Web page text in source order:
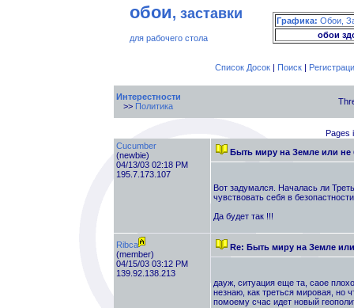
обои, заставки
для рабочего стола
Графика: Обои,
обои
Список Досок| Поиск|
Интерестности
>> Политика
Pages
Cucumber
(newbie)
04/13/03 02:18 PM
195.7.173.107
Быть миру на Земле или
Вот задумался. Началась ли
чувствовать себя в
Да будет так !!!
Ribca
(member)
04/15/03 03:12 PM
139.92.138.213
Re: Быть миру на Земле
дауж, ситуация еще та, саое
незнаю, как треться мировая, но
помоему счас идет новый